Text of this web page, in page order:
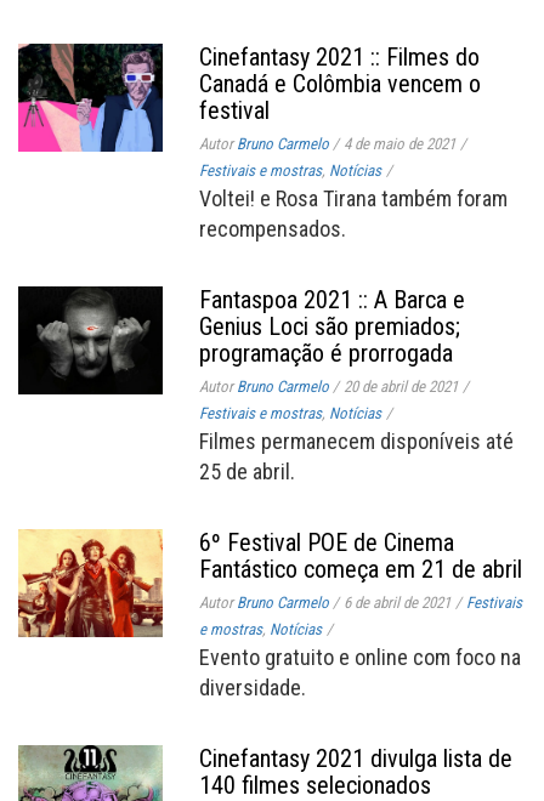
Cinefantasy 2021 :: Filmes do
Canadá e Colômbia vencem o
festival
AutorBruno Carmelo / 4 de maio de 2021 /
Festivais e mostras, Notícias /
Voltei! e Rosa Tirana também foram
recompensados.
Fantaspoa 2021 :: A Barca e
Genius Loci são premiados;
programação é prorrogada
AutorBruno Carmelo / 20 de abril de 2021 /
Festivais e mostras, Notícias /
Filmes permanecem disponíveis até
25 de abril.
6º Festival POE de Cinema
Fantástico começa em 21 de abril
AutorBruno Carmelo / 6 de abril de 2021 / Festivais
e mostras, Notícias /
Evento gratuito e online com foco na
diversidade.
Cinefantasy 2021 divulga lista de
140 filmes selecionados